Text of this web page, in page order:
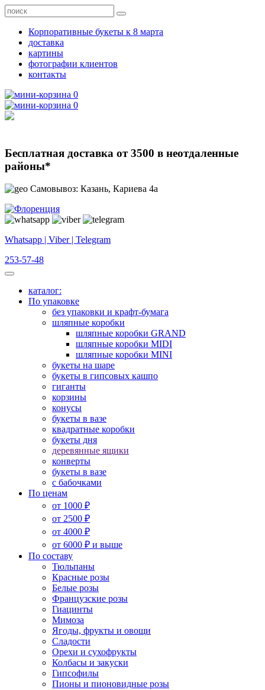
Корпоративные букеты к 8 марта
доставка
картины
фотографии клиентов
контакты
0
0
Бесплатная доставка от 3500 в неотдаленные
районы*
Самовывоз: Казань, Кариева 4а
Whatsapp | Viber | Telegram
253-57-48
каталог:
По упаковке
без упаковки и крафт-бумага
шляпные коробки
шляпные коробки GRAND
шляпные коробки MIDI
шляпные коробки MINI
букеты на шаре
букеты в гипсовых кашпо
гиганты
корзины
конусы
букеты в вазе
квадратные коробки
букеты дня
деревянные ящики
конверты
букеты в вазе
с бабочками
По ценам
от 1000 ₽
от 2500 ₽
от 4000 ₽
от 6000 ₽ и выше
По составу
Тюльпаны
Красные розы
Белые розы
Французские розы
Гиацинты
Мимоза
Ягоды, фрукты и овощи
Сладости
Орехи и сухофрукты
Колбасы и закуски
Гипсофилы
Пионы и пионовидные розы